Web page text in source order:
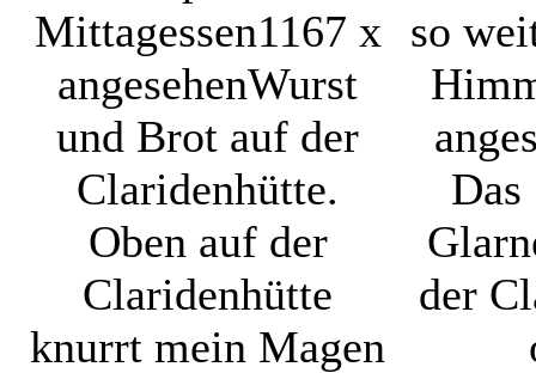
Mittagessen1167 x
angesehenWurst
und Brot auf der
Claridenhütte.
Oben auf der
Claridenhütte
knurrt mein Magen
so
der